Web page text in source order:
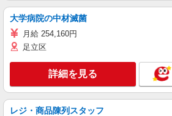
大学病院の中材滅菌
月給 254,160円
足立区
詳細を見る
レジ・商品陳列スタッフ